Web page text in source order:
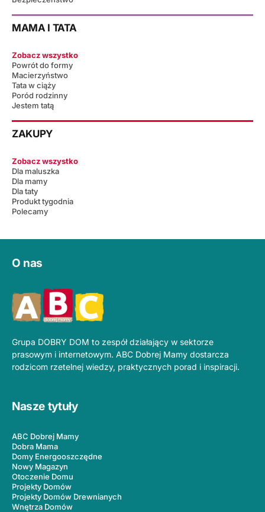
MAMA I TATA
Zobacz wszystko
Powrót do formy
Macierzyństwo
Tata w ciąży
Poród rodzinny
Jestem tatą
ZAKUPY
Zobacz wszystko
Dla maluszka
Dla mamy
Dla taty
Produkt tygodnia
Polecamy
O nas
Grupa DOBRY DOM to zespół działający w sektorze
prasowym i internetowym. ABC Dobrej Mamy dostarcza
rodzicom rzetelnej wiedzy, praktycznych porad i inspiracji.
Nasze tytuły
ABC Dobrej Mamy
Dobra Mama
Domy Energooszczędne
Nowy Magazyn
Otoczenie Domu
Projekty Domów
Projekty Domów Drewnianych
Wnętrza Domów